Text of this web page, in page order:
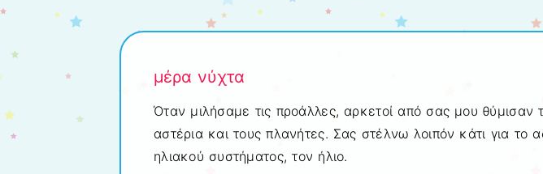
μέρα νύχτα
Όταν μιλήσαμε τις προάλλες, αρκετοί από σας μου θύμισαν
αστέρια και τους πλανήτες. Σας στέλνω λοιπόν κάτι για το
ηλιακού συστήματος, τον ήλιο.